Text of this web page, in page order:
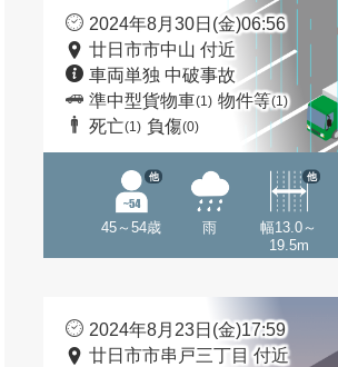
2024年8月30日(金)06:56
廿日市市中山 付近
車両単独 中破事故
準中型貨物車(1) 物件等(1)
死亡(1) 負傷(0)
45～54歳
他
雨
幅13.0～
19.5m
他
2024年8月23日(金)17:59
廿日市市串戸三丁目 付近